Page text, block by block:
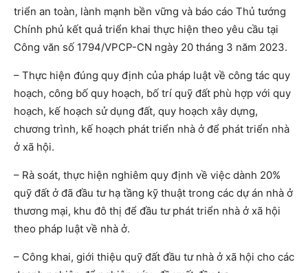
triển an toàn, lành mạnh bền vững và báo cáo Thủ tướng
Chính phủ kết quả triển khai thực hiện theo yêu cầu tại
Công văn số 1794/VPCP-CN ngày 20 tháng 3 năm 2023.
– Thực hiện đúng quy định của pháp luật về công tác quy
hoạch, công bố quy hoạch, bố trí quỹ đất phù hợp với quy
hoạch, kế hoạch sử dụng đất, quy hoạch xây dựng,
chương trình, kế hoạch phát triển nhà ở để phát triển nhà
ở xã hội.
– Rà soát, thực hiện nghiêm quy định về việc dành 20%
quỹ đất ở đã đầu tư hạ tầng kỹ thuật trong các dự án nhà ở
thương mại, khu đô thị để đầu tư phát triển nhà ở xã hội
theo pháp luật về nhà ở.
– Công khai, giới thiệu quỹ đất đầu tư nhà ở xã hội cho các